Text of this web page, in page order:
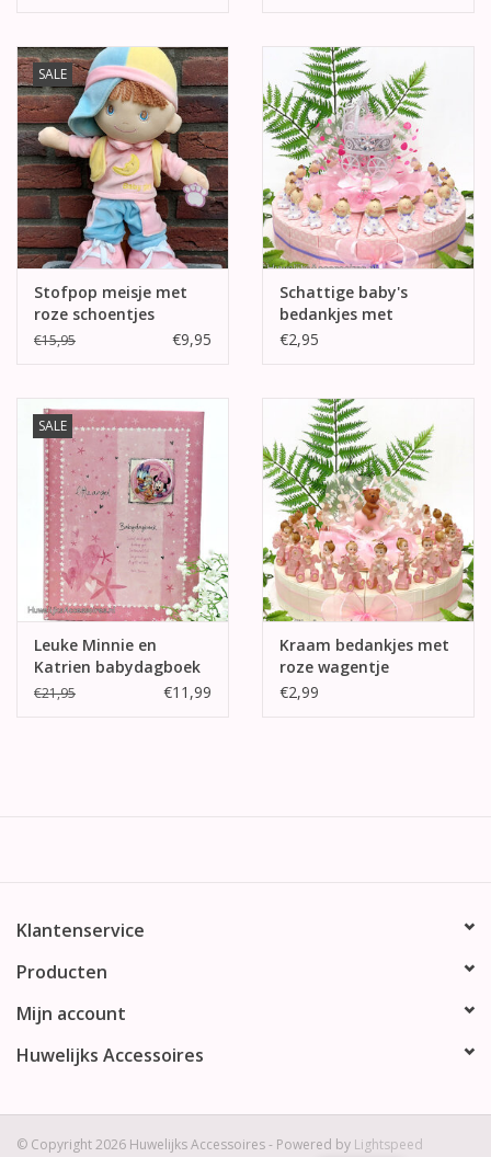
SALE
Stofpop meisje met
roze schoentjes
€15,95 €9,95
Schattige baby's
bedankjes met
pyjama's
€2,95
SALE
Leuke Minnie en
Katrien babydagboek
€21,95 €11,99
Kraam bedankjes met
roze wagentje
€2,99
Klantenservice
Producten
Mijn account
Huwelijks Accessoires
© Copyright 2026 Huwelijks Accessoires - Powered by Lightspeed